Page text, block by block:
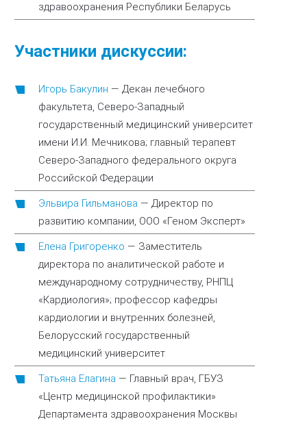
здравоохранения Республики Беларусь
Участники дискуссии:
Игорь Бакулин — Декан лечебного
факультета, Северо-Западный
государственный медицинский университет
имени И.И. Мечникова; главный терапевт
Северо-Западного федерального округа
Российской Федерации
Эльвира Гильманова — Директор по
развитию компании, ООО «Геном Эксперт»
Елена Григоренко — Заместитель
директора по аналитической работе и
международному сотрудничеству, РНПЦ
«Кардиология»; профессор кафедры
кардиологии и внутренних болезней,
Белорусский государственный
медицинский университет
Татьяна Елагина — Главный врач, ГБУЗ
«Центр медицинской профилактики»
Департамента здравоохранения Москвы